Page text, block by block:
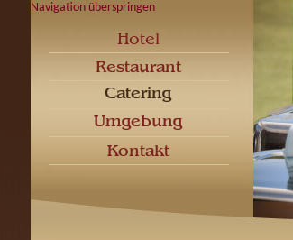
Navigation überspringen